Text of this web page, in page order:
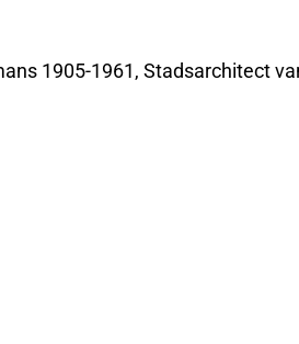
1905-1961, Stadsarchitect